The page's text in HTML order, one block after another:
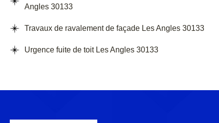
Angles 30133
Travaux de ravalement de façade Les Angles 30133
Urgence fuite de toit Les Angles 30133